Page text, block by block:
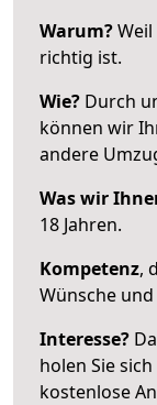
Warum?
richtig ist.
Wie? Durch
können wir
andere
Was wir
18 Jahren.
Kompetenz,
Wünsche
Interesse?
holen Sie
kostenlose